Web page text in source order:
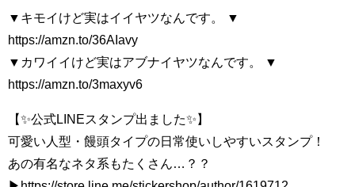
▼キモイけど実はイイヤツなんです。 ▼
https://amzn.to/36AIavy
▼カワイイけど実はアブナイヤツなんです。 ▼
https://amzn.to/3maxyv6
【✨公式LINEスタンプ出ました✨】
可愛い人型・饅頭タイプの日常使いしやすいスタンプ！
あの有名なネタ系もたくさん…？？